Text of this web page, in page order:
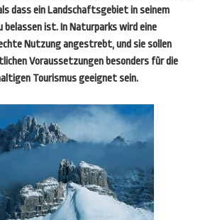
dass ein Landschaftsgebiet in seinem
belassen ist. In Naturparks wird eine
Nutzung angestrebt, und sie sollen
Voraussetzungen besonders für die
Tourismus geeignet sein.